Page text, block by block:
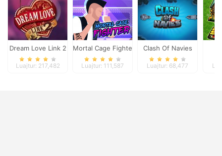
Dream Love Link 2
Luajtur: 217,482
Mortal Cage Fighter
Luajtur: 111,587
Clash Of Navies
Luajtur: 68,477